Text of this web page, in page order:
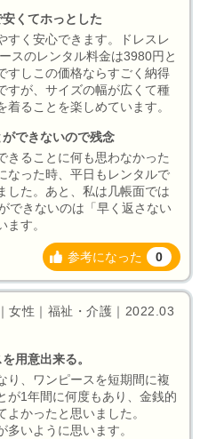
くてホっとした
すく安心できます。ドレスレ
スのレンタル料金は3980円と
すしこの価格ならすごく納得
すが、サイズの幅が広くて種
ることを楽しめています。
できないので残念
きることに何も思わなかった
なった時、平日もレンタルで
した。あと、私は几帳面では
できないのは「早く返さない
す。
参考になった 0
女性｜福祉・介護｜2022.03
用意出来る。
り、ワンピースを短期間に複
が1年間に何度もあり、金銭的
かったと思いました。
いように思います。